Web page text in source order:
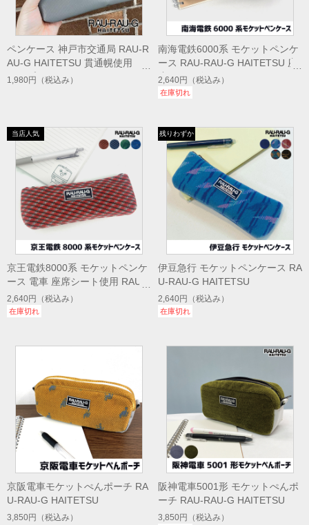
ペンケース 神戸市交通局 RAU-R
AU-G HAITETSU 貫通幌使用
アップサイクル エコ
1,980円 （税込み）
南海電鉄6000系 モケットペンケ
ース RAU-RAU-G HAITETSU 座
席シート使用
2,640円 （税込み）
在庫切れ
京王電鉄8000系 モケットペンケ
ース 電車 座席シート使用 RAU-
RAU-G HAITETSU
2,640円 （税込み）
在庫切れ
伊豆急行 モケットペンケース RA
U-RAU-G HAITETSU
2,640円 （税込み）
在庫切れ
京阪電車モケットぺんポーチ RA
U-RAU-G HAITETSU
3,850円 （税込み）
阪神電車5001形 モケットぺんポ
ーチ RAU-RAU-G HAITETSU
3,850円 （税込み）